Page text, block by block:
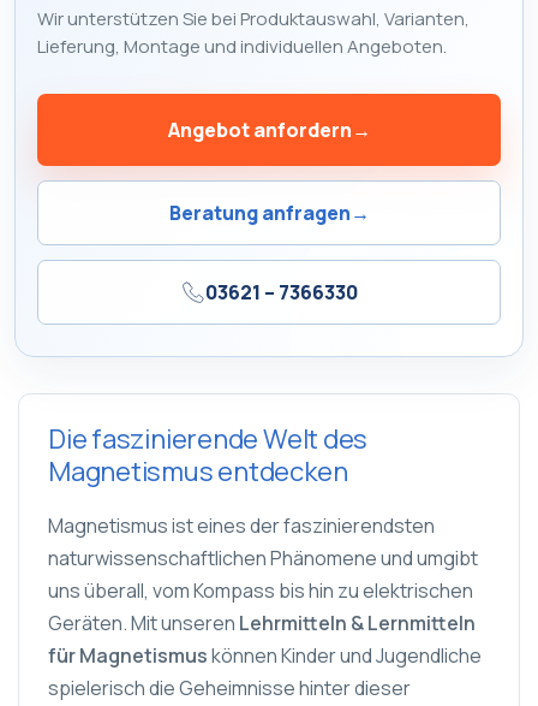
Wir unterstützen Sie bei Produktauswahl, Varianten,
Lieferung, Montage und individuellen Angeboten.
Angebot anfordern→
Beratung anfragen→
03621 – 7366330
Die faszinierende Welt des
Magnetismus entdecken
Magnetismus ist eines der faszinierendsten
naturwissenschaftlichen Phänomene und umgibt
uns überall, vom Kompass bis hin zu elektrischen
Geräten. Mit unseren Lehrmitteln & Lernmitteln
für Magnetismuskönnen Kinder und Jugendliche
spielerisch die Geheimnisse hinter dieser